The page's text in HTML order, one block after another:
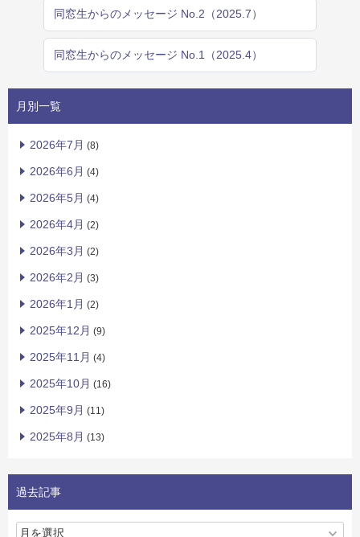
同窓生からのメッセージ No.2（2025.7）
同窓生からのメッセージ No.1（2025.4）
月別一覧
2026年7月 (8)
2026年6月 (4)
2026年5月 (4)
2026年4月 (2)
2026年3月 (2)
2026年2月 (3)
2026年1月 (2)
2025年12月 (9)
2025年11月 (4)
2025年10月 (16)
2025年9月 (11)
2025年8月 (13)
過去記事